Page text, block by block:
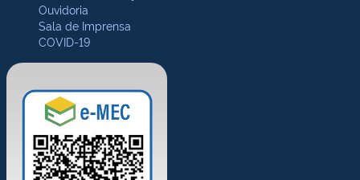
Ouvidoria
Sala de Imprensa
COVID-19